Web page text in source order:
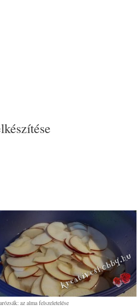
az alma felszeletelése